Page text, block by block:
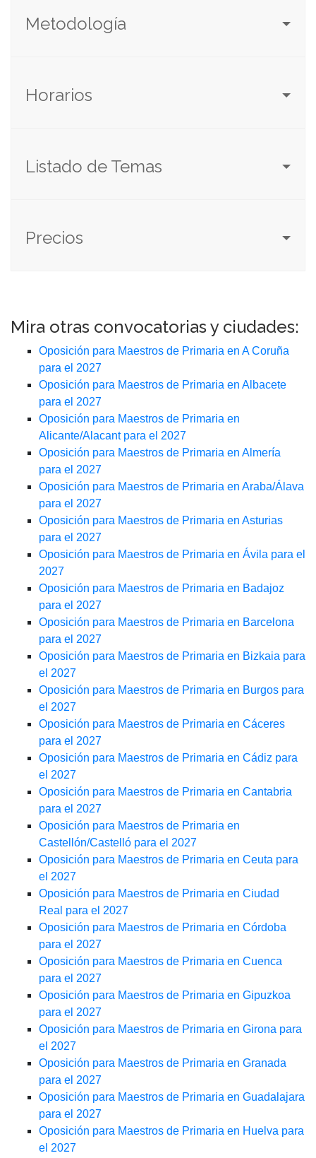
Metodología
Horarios
Listado de Temas
Precios
Mira otras convocatorias y ciudades:
Oposición para Maestros de Primaria en A Coruña
para el 2027
Oposición para Maestros de Primaria en Albacete
para el 2027
Oposición para Maestros de Primaria en
Alicante/Alacant para el 2027
Oposición para Maestros de Primaria en Almería
para el 2027
Oposición para Maestros de Primaria en Araba/Álava
para el 2027
Oposición para Maestros de Primaria en Asturias
para el 2027
Oposición para Maestros de Primaria en Ávila para el
2027
Oposición para Maestros de Primaria en Badajoz
para el 2027
Oposición para Maestros de Primaria en Barcelona
para el 2027
Oposición para Maestros de Primaria en Bizkaia para
el 2027
Oposición para Maestros de Primaria en Burgos para
el 2027
Oposición para Maestros de Primaria en Cáceres
para el 2027
Oposición para Maestros de Primaria en Cádiz para
el 2027
Oposición para Maestros de Primaria en Cantabria
para el 2027
Oposición para Maestros de Primaria en
Castellón/Castelló para el 2027
Oposición para Maestros de Primaria en Ceuta para
el 2027
Oposición para Maestros de Primaria en Ciudad
Real para el 2027
Oposición para Maestros de Primaria en Córdoba
para el 2027
Oposición para Maestros de Primaria en Cuenca
para el 2027
Oposición para Maestros de Primaria en Gipuzkoa
para el 2027
Oposición para Maestros de Primaria en Girona para
el 2027
Oposición para Maestros de Primaria en Granada
para el 2027
Oposición para Maestros de Primaria en Guadalajara
para el 2027
Oposición para Maestros de Primaria en Huelva para
el 2027